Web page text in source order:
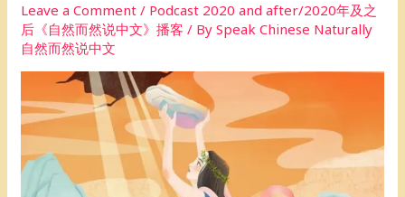
Leave a Comment / Podcast 2020 and after/2020年及之
后《自然而然说中文》播客 / BySpeak Chinese Naturally
自然而然说中文